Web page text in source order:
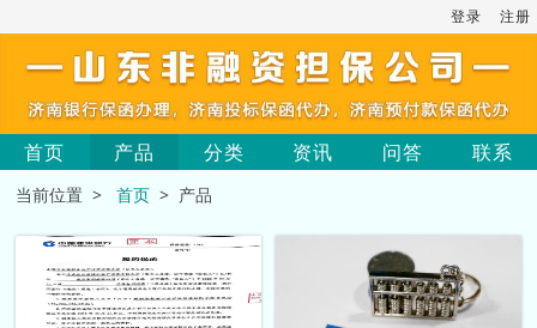
登录 注册
首页 产品 分类 资讯 问答 联系
当前位置 >首页 > 产品